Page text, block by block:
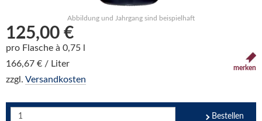
Abbildung und Jahrgang sind beispielhaft
125,00 €
pro Flasche à 0,75 l
166,67 € / Liter
zzgl. Versandkosten
merken
Bestellen